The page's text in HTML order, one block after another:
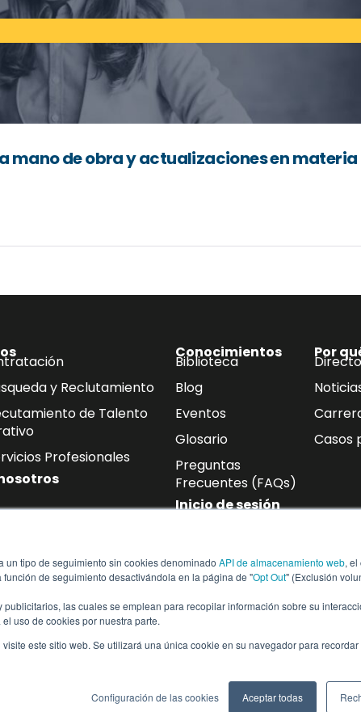
un tipo de seguimiento sin cookies denominado API de almacenamiento web, el
función de seguimiento desactivándola en la página de "Opt Out" (Exclusión
las cuales se emplean para recopilar información sobre su
uso de cookies por nuestra parte.
este sitio web. Se utilizará una única cookie en su navegador para
Configuración de las cookies Aceptar todas
mano de obra y actualizaciones en
y Reclutamiento
de Talento
Profesionales
Conocimientos
Biblioteca
Blog
Eventos
Glosario
Preguntas
Frecuentes (FAQs)
Inicio de sesión
Por
Casos
las últimas novedades sobre mano de obra,